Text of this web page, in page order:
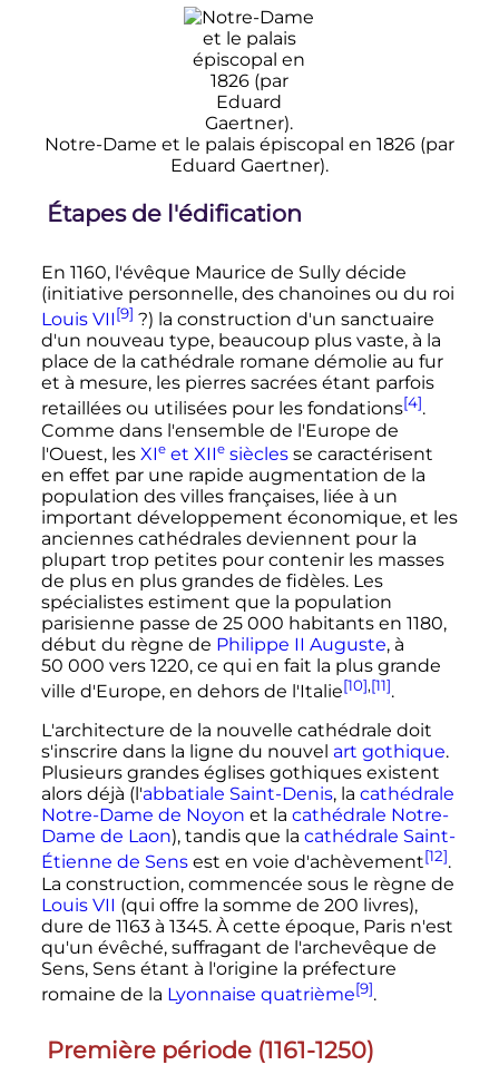
Notre-Dame et le palais épiscopal en 1826 (par
Eduard Gaertner).
Étapes de l'édification
En 1160, l'évêque Maurice de Sully décide
(initiative personnelle, des chanoines ou du roi
Louis VII[9] ?) la construction d'un sanctuaire
d'un nouveau type, beaucoup plus vaste, à la
place de la cathédrale romane démolie au fur
et à mesure, les pierres sacrées étant parfois
retaillées ou utilisées pour les fondations[4].
Comme dans l'ensemble de l'Europe de
l'Ouest, les XIe et XIIe sièclesse caractérisent
en effet par une rapide augmentation de la
population des villes françaises, liée à un
important développement économique, et les
anciennes cathédrales deviennent pour la
plupart trop petites pour contenir les masses
de plus en plus grandes de fidèles. Les
spécialistes estiment que la population
parisienne passe de 25 000 habitantsen 1180,
début du règne de Philippe II Auguste, à
50 000 vers 1220, ce qui en fait la plus grande
ville d'Europe, en dehors de l'Italie[10],[11].
L'architecture de la nouvelle cathédrale doit
s'inscrire dans la ligne du nouvel art gothique.
Plusieurs grandes églises gothiques existent
alors déjà (l'abbatiale Saint-Denis, la cathédrale
Notre-Dame de Noyon et la cathédrale Notre-
Dame de Laon), tandis que la cathédrale Saint-
Étienne de Sensest en voie d'achèvement[12].
La construction, commencée sous le règne de
Louis VII (qui offre la somme de 200 livres),
dure de 1163 à 1345. À cette époque, Paris n'est
qu'un évêché, suffragant de l'archevêque de
Sens, Sens étant à l'origine la préfecture
romaine de la Lyonnaise quatrième[9].
Première période (1161-1250)